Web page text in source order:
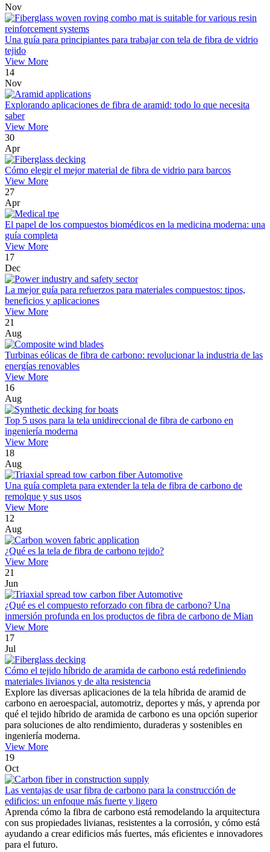
Nov
Una guía para principiantes para trabajar con tela de fibra de vidrio
tejido
View More
14
Nov
Explorando aplicaciones de fibra de aramid: todo lo que necesita
saber
View More
30
Apr
Cómo elegir el mejor material de fibra de vidrio para barcos
View More
27
Apr
El papel de los compuestos biomédicos en la medicina moderna: una
guía completa
View More
17
Dec
La mejor guía para refuerzos para materiales compuestos: tipos,
beneficios y aplicaciones
View More
21
Aug
Turbinas eólicas de fibra de carbono: revolucionar la industria de las
energías renovables
View More
16
Aug
Top 5 usos para la tela unidireccional de fibra de carbono en
ingeniería moderna
View More
18
Aug
Una guía completa para extender la tela de fibra de carbono de
remolque y sus usos
View More
12
Aug
¿Qué es la tela de fibra de carbono tejido?
View More
21
Jun
¿Qué es el compuesto reforzado con fibra de carbono? Una
inmersión profunda en los productos de fibra de carbono de Mian
View More
17
Jul
Cómo el tejido híbrido de aramida de carbono está redefiniendo
materiales livianos y de alta resistencia
Explore las diversas aplicaciones de la tela híbrida de aramid de
carbono en aeroespacial, automotriz, deportes y más, y aprenda por
qué el tejido híbrido de aramida de carbono es una opción superior
para soluciones de alto rendimiento, duraderas y sostenibles en
ingeniería moderna.
View More
19
Oct
Las ventajas de usar fibra de carbono para la construcción de
edificios: un enfoque más fuerte y ligero
Aprenda cómo la fibra de carbono está remodelando la arquitectura
con sus propiedades livianas, resistentes a la corrosión, y cómo está
ayudando a crear edificios más fuertes, más eficientes e innovadores
para el futuro.